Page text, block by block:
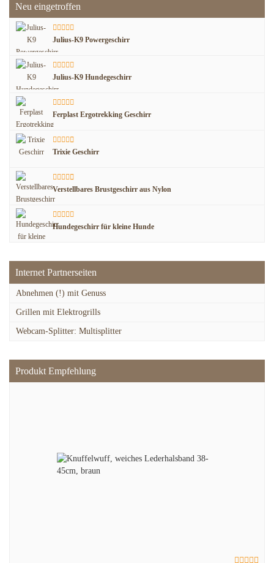
Neu eingetroffen
Julius-K9 Powergeschirr
Julius-K9 Hundegeschirr
Ferplast Ergotrekking Geschirr
Trixie Geschirr
Verstellbares Brustgeschirr aus Nylon
Hundegeschirr für kleine Hunde
Internet Partnerseiten
Abnehmen (!) mit Genuss
Grillen mit Elektrogrills
Webcam-Splitter: Multisplitter
Produkt Empfehlung